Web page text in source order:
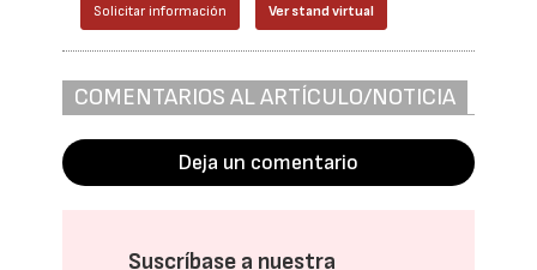
Solicitar información Ver stand virtual
COMENTARIOS AL ARTÍCULO/NOTICIA
Deja un comentario
Suscríbase a nuestra